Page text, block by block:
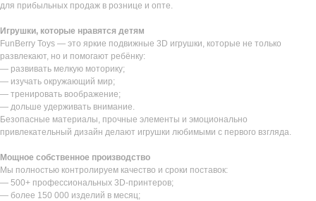
для прибыльных продаж в рознице и опте.
Игрушки, которые нравятся детям
FunBerry Toys — это яркие подвижные 3D игрушки, которые не только
развлекают, но и помогают ребёнку:
— развивать мелкую моторику;
— изучать окружающий мир;
— тренировать воображение;
— дольше удерживать внимание.
Безопасные материалы, прочные элементы и эмоционально
привлекательный дизайн делают игрушки любимыми с первого взгляда.
Мощное собственное производство
Мы полностью контролируем качество и сроки поставок:
— 500+ профессиональных 3D-принтеров;
— более 150 000 изделий в месяц;